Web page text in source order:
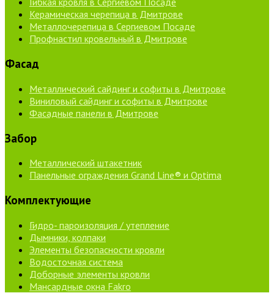
Керамическая черепица в Дмитрове
Металлочерепица в Сергиевом Посаде
Профнастил кровельный в Дмитрове
Фасад
Металлический сайдинг и софиты в Дмитрове
Виниловый сайдинг и софиты в Дмитрове
Фасадные панели в Дмитрове
Забор
Металлический штакетник
Панельные ограждения Grand Line® и Optima
Комплектующие
Гидро- пароизоляция / утепление
Дымники, колпаки
Элементы безопасности кровли
Водосточная система
Доборные элементы кровли
Мансардные окна Fakro